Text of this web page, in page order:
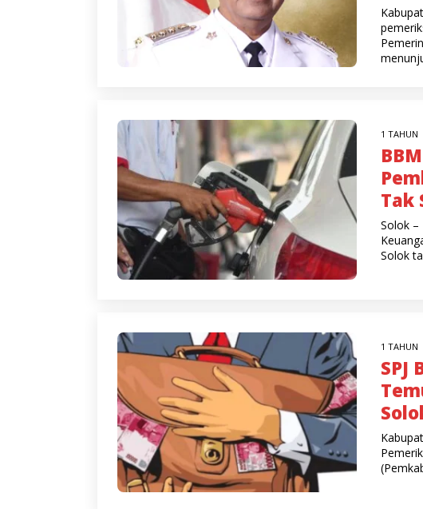
1 TAHUN
Tak
Solok –
Solok
1 TAHUN
SPJ